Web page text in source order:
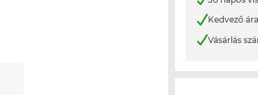
Kedvező
Vásárlás